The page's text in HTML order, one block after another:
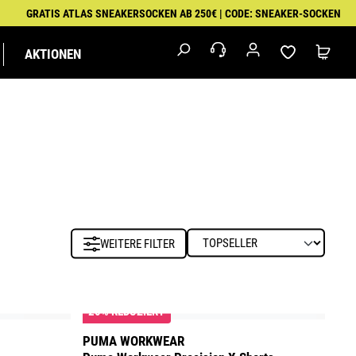
GRATIS ATLAS SNEAKERSOCKEN AB 250€ | CODE: SNEAKER-SOCKEN
AKTIONEN
WEITERE FILTER
20% REDUZIERT
PUMA WORKWEAR